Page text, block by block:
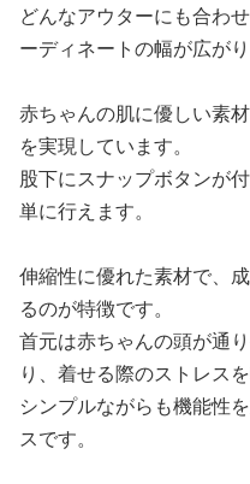
どんなアウターにも合わ
ーディネートの幅が広がり
赤ちゃんの肌に優しい素
を実現しています。
股下にスナップボタンが
単に行えます。
伸縮性に優れた素材で、
るのが特徴です。
首元は赤ちゃんの頭が通
り、着せる際のストレスを
シンプルながらも機能性
スです。